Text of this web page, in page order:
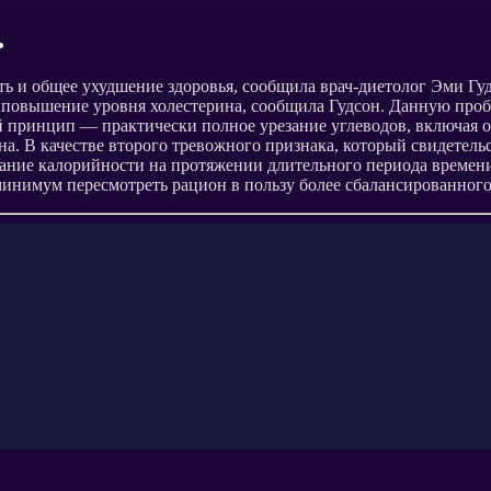
общее ухудшение здоровья, сообщила врач-диетолог Эми
уровня холестерина, сообщила Гудсон. Данную
— практически полное урезание углеводов, включая
В качестве второго тревожного признака, который
калорийности на протяжении длительного периода
пересмотреть рацион в пользу более